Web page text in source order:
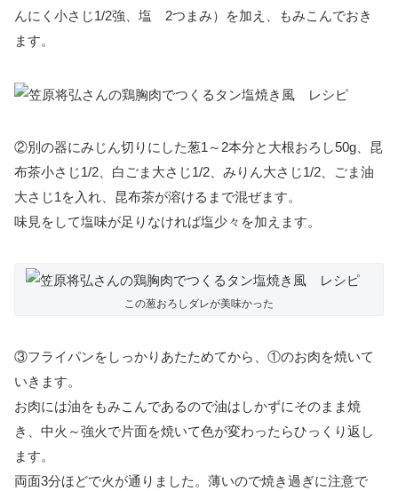
んにく小さじ1/2強、 塩 2つまみ）を加え、もみこんでおき
ます。
②別の器にみじん切りにした葱1～2本分と大根おろし50g、 昆
布茶小さじ1/2、 白ごま大さじ1/2、 みりん大さじ1/2、ごま油
大さじ1を入れ、昆布茶が溶けるまで混ぜます。
味見をして塩味が足りなければ塩少々を加えます。
この葱おろしダレが美味かった
③フライパンをしっかりあたためてから、①のお肉を焼いて
いきます。
お肉には油をもみこんであるので油はしかずにそのまま焼
き、中火～強火で片面を焼いて色が変わったらひっくり返し
ます。
両面3分ほどで火が通りました。薄いので焼き過ぎに注意で